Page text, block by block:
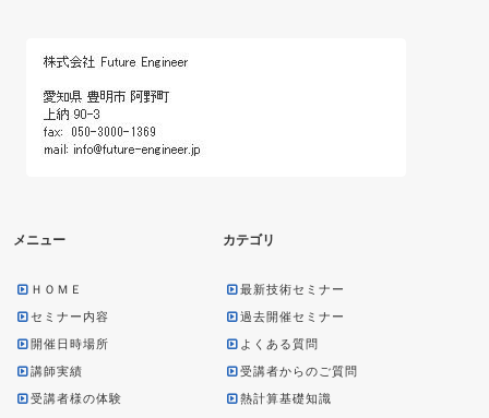
メニュー
ＨＯＭＥ
セミナー内容
開催日時場所
講師実績
受講者様の体験
カテゴリ
最新技術セミナー
過去開催セミナー
よくある質問
受講者からのご質問
熱計算基礎知識